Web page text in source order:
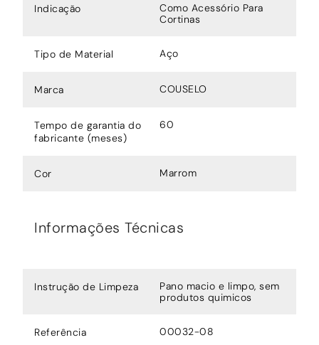
Indicação
Como Acessório Para
Cortinas
Tipo de Material Aço
Marca COUSELO
Tempo de garantia do
fabricante (meses)
60
Cor Marrom
Informações Técnicas
Instrução de Limpeza
Pano macio e limpo, sem
produtos quimicos
Referência 00032-08